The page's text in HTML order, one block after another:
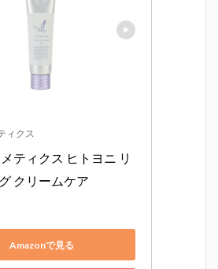
ィクス
ティクス ヒトヨニ リ
クリームケア
Amazonで見る